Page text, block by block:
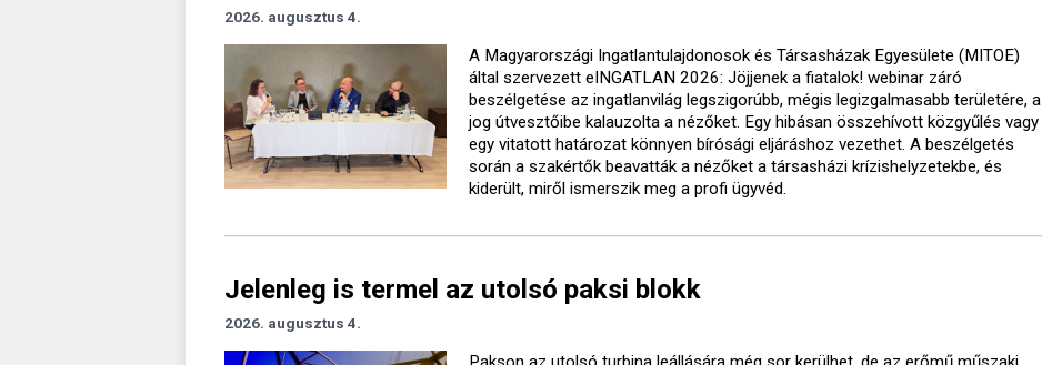
2026. augusztus 4.
A Magyarországi Ingatlantulajdonosok és Társasházak Egyesülete (MITOE)
által szervezett eINGATLAN 2026: Jöjjenek a fiatalok! webinar záró
beszélgetése az ingatlanvilág legszigorúbb, mégis legizgalmasabb területére, a
jog útvesztőibe kalauzolta a nézőket. Egy hibásan összehívott közgyűlés vagy
egy vitatott határozat könnyen bírósági eljáráshoz vezethet. A beszélgetés
során a szakértők beavatták a nézőket a társasházi krízishelyzetekbe, és
kiderült, miről ismerszik meg a profi ügyvéd.
Jelenleg is termel az utolsó paksi blokk
2026. augusztus 4.